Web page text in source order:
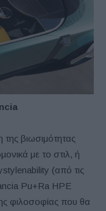
βιωσιμότητας
με το στιλ, ή
(από τις
Pu+Ra HPE
φιλοσοφίας που θα